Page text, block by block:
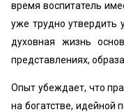
время воспитатель
уже трудно утвердить
духовная жизнь
представлениях,
Опыт убеждает, что
на богатстве, идейной